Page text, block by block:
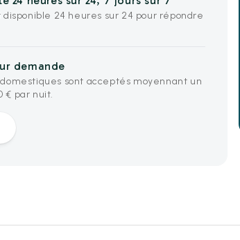
24 heures sur 24 pour répondre
demande
sont acceptés moyennant un
€ par nuit.